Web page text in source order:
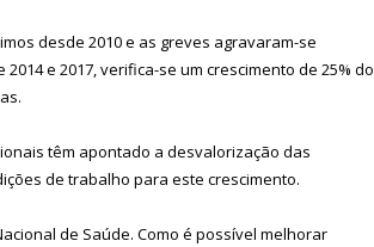
desde 2010 e as greves agravaram-se
e 2017, verifica-se um crescimento de 25% do
têm apontado a desvalorização das
de trabalho para este crescimento.
de Saúde. Como é possível melhorar